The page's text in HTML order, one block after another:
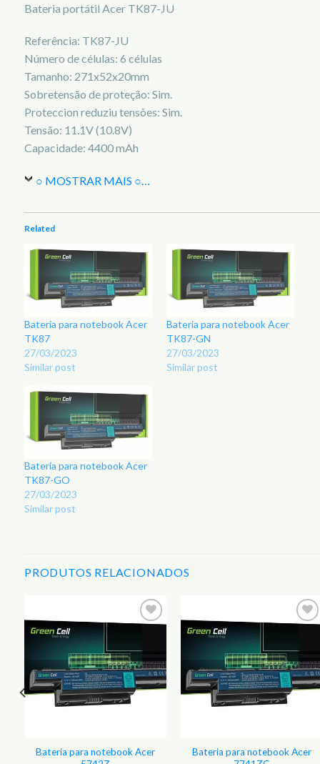
Bateria portátil Acer TK87-JU
Referência: TK87-JU
Número de células: 6 células
Tamanho: 271x52x20mm
Sobretensão de proteção: Sim.
Proteccion reduziu tensões: Sim.
Tensão: 11.1V (10.8V)
Capacidade: 4400 mAh
○ MOSTRAR MAIS ○…
Related
Bateria para notebook Acer
TK87
27/03/2023
Similar post
Bateria para notebook Acer
TK87-GN
27/03/2023
Similar post
Bateria para notebook Acer
TK87-GO
27/03/2023
Similar post
PRODUTOS RELACIONADOS
Favoritos
Bateria para notebook Acer
Favoritos
Bateria para notebook Acer